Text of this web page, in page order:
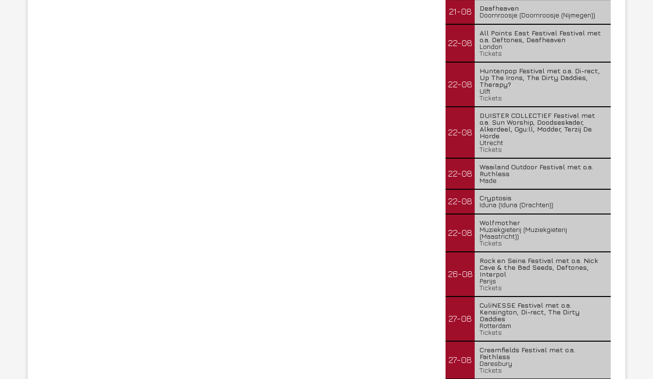
21-08
Deafheaven
Doornroosje (Doornroosje (Nijmegen))
22-08
All Points East Festival Festival met
o.a. Deftones, Deafheaven
London
Tickets
22-08
Huntenpop Festival met o.a. Di-rect,
Up The Irons, The Dirty Daddies,
Therapy?
Ulft
Tickets
22-08
DUISTER COLLECTIEF Festival met
o.a. Sun Worship, Doodseskader,
Alkerdeel, Ggu:ll, Modder, Terzij De
Horde
Utrecht
Tickets
22-08
Waailand Outdoor Festival met o.a.
Ruthless
Made
22-08
Cryptosis
Iduna (Iduna (Drachten))
22-08
Wolfmother
Muziekgieterij (Muziekgieterij
(Maastricht))
Tickets
26-08
Rock en Seine Festival met o.a. Nick
Cave & the Bad Seeds, Deftones,
Interpol
Parijs
Tickets
27-08
CuliNESSE Festival met o.a.
Kensington, Di-rect, The Dirty
Daddies
Rotterdam
Tickets
27-08
Creamfields Festival met o.a.
Faithless
Daresbury
Tickets